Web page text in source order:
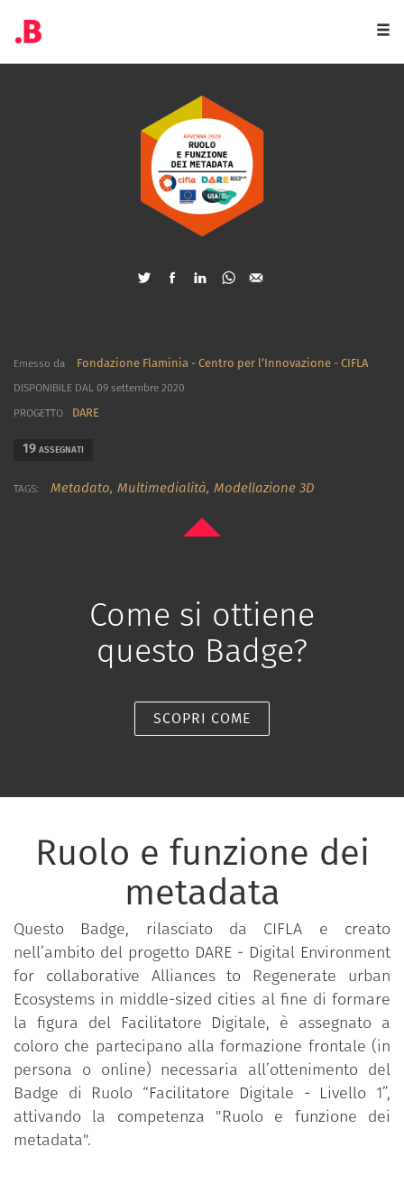
Emesso da Fondazione Flaminia - Centro per l’Innovazione - CIFLA
DISPONIBILE DAL 09 settembre 2020
PROGETTO
DARE
19 ASSEGNATI
TAGS: Metadato, Multimedialità, Modellazione 3D
Come si ottiene
questo Badge?
SCOPRI COME
Ruolo e funzione dei
metadata
Questo Badge, rilasciato da CIFLA e creato
nell’ambito del progetto DARE - Digital Environment
for collaborative Alliances to Regenerate urban
Ecosystems in middle-sized cities al fine di formare
la figura del Facilitatore Digitale, è assegnato a
coloro che partecipano alla formazione frontale (in
persona o online) necessaria all’ottenimento del
Badge di Ruolo “Facilitatore Digitale - Livello 1”,
attivando la competenza "Ruolo e funzione dei
metadata".